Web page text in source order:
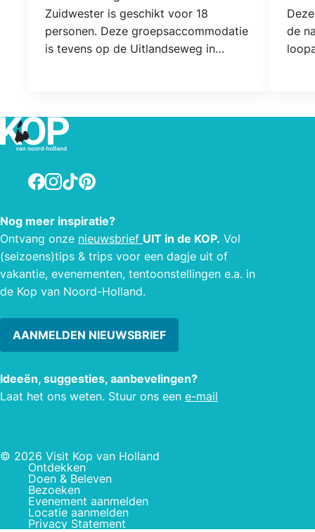
Locatie
Zuidwester is geschikt voor 18
personen. Deze groepsaccommodatie
is tevens op de Uitlandseweg in
zitplaatsen voor iedereen is ideaal
voor een uitgebreide lunch, gezellige
spelletjes middag of het avondmaal.
Hier kunt u perfect terecht voor een
familiereünie of met uw
de
met
Facebook
Instagram
TikTokPinterest
Nog meer inspiratie?
Ontvang onze nieuwsbrief UIT in de KOP. Vol
(seizoens)tips & trips voor een dagje uit of
vakantie, evenementen, tentoonstellingen e.a. in
de Kop van Noord-Holland.
AANMELDEN NIEUWSBRIEF
Ideeën, suggesties, aanbevelingen?
Laat het ons weten. Stuur ons een e-mail
© 2026 Visit Kop van Holland
Ontdekken
Doen & Beleven
Bezoeken
Evenement aanmelden
Locatie aanmelden
Privacy Statement